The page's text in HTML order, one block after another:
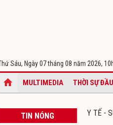
Sáu, Ngày 07 tháng 08 năm 2026,
MULTIMEDIA THỜI SỰ
TIN NÓNG Y TẾ -